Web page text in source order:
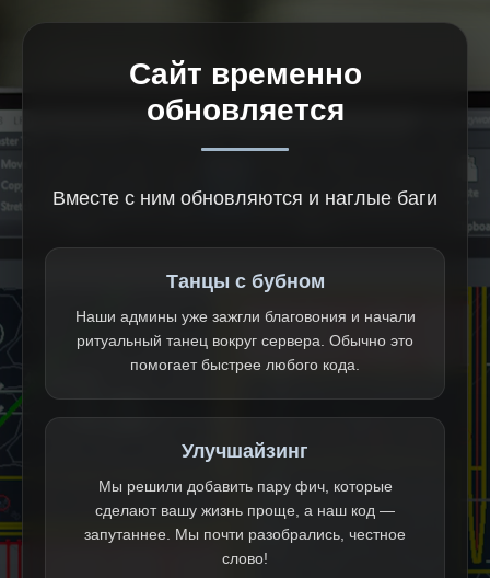
Сайт временно
обновляется
Вместе с ним обновляются и наглые баги
Танцы с бубном
Наши админы уже зажгли благовония и начали
ритуальный танец вокруг сервера. Обычно это
помогает быстрее любого кода.
Улучшайзинг
Мы решили добавить пару фич, которые
сделают вашу жизнь проще, а наш код —
запутаннее. Мы почти разобрались, честное
слово!